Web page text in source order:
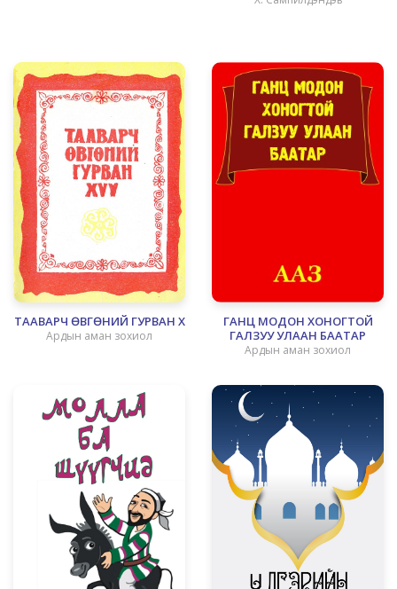
ТААВАРЧ ӨВГӨНИЙ ГУРВАН ХҮҮ
Ардын аман зохиол
ГАНЦ МОДОН ХОНОГТОЙ
ГАЛЗУУ УЛААН БААТАР
Ардын аман зохиол